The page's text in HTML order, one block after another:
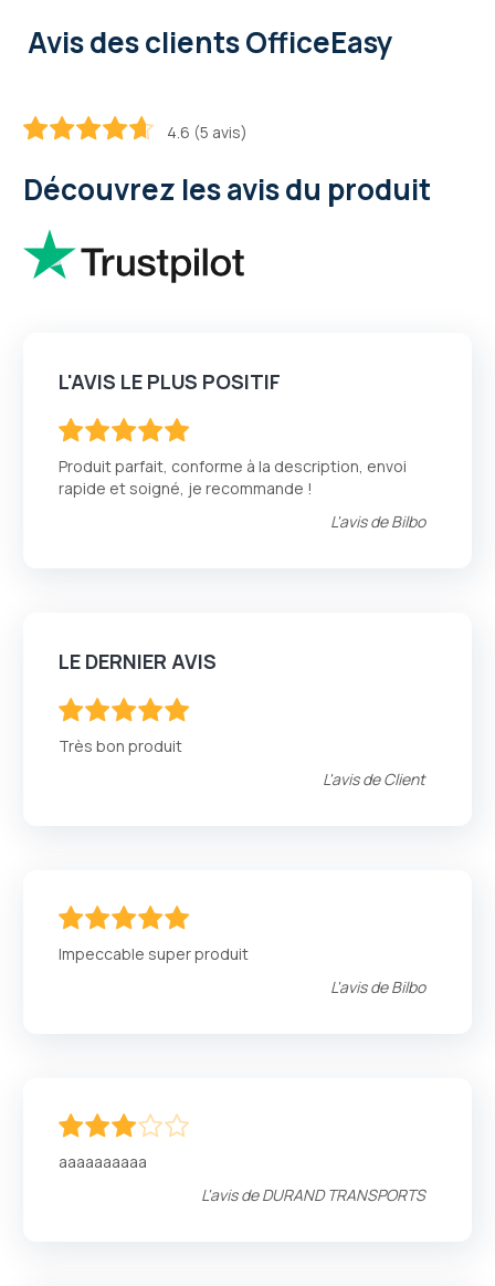
Avis des clients OfficeEasy
4.6 (5 avis)
Découvrez les avis du produit
L'AVIS LE PLUS POSITIF
Produit parfait, conforme à la description, envoi
rapide et soigné, je recommande !
L'avis deBilbo
LE DERNIER AVIS
Très bon produit
L'avis deClient
Impeccable super produit
L'avis deBilbo
aaaaaaaaaa
L'avis deDURAND TRANSPORTS